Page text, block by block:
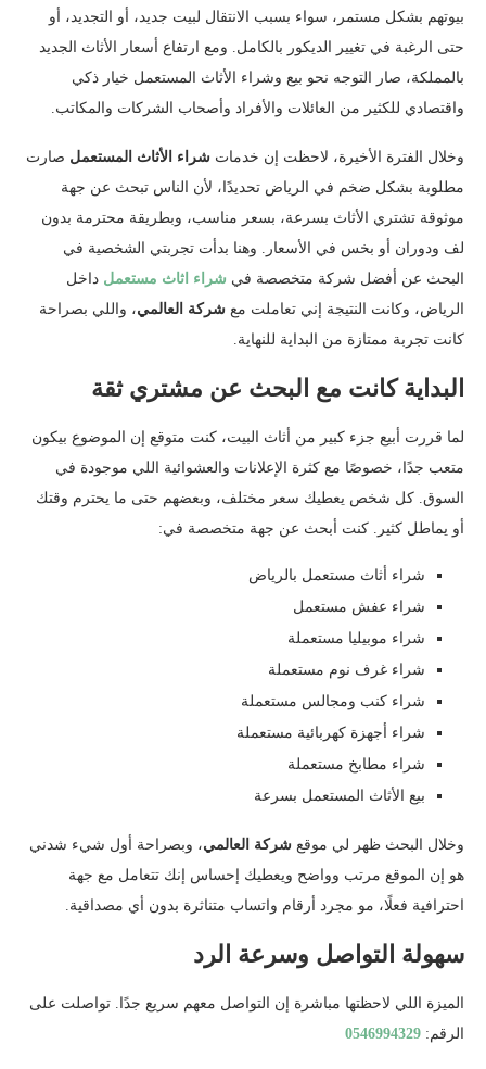
بيوتهم بشكل مستمر، سواء بسبب الانتقال لبيت جديد، أو التجديد، أو
حتى الرغبة في تغيير الديكور بالكامل. ومع ارتفاع أسعار الأثاث الجديد
بالمملكة، صار التوجه نحو بيع وشراء الأثاث المستعمل خيار ذكي
واقتصادي للكثير من العائلات والأفراد وأصحاب الشركات والمكاتب.
وخلال الفترة الأخيرة، لاحظت إن خدمات شراء الأثاث المستعمل صارت
مطلوبة بشكل ضخم في الرياض تحديدًا، لأن الناس تبحث عن جهة
موثوقة تشتري الأثاث بسرعة، بسعر مناسب، وبطريقة محترمة بدون
لف ودوران أو بخس في الأسعار. وهنا بدأت تجربتي الشخصية في
البحث عن أفضل شركة متخصصة في شراء اثاث مستعمل داخل
الرياض، وكانت النتيجة إني تعاملت مع شركة العالمي، واللي بصراحة
كانت تجربة ممتازة من البداية للنهاية.
البداية كانت مع البحث عن مشتري ثقة
لما قررت أبيع جزء كبير من أثاث البيت، كنت متوقع إن الموضوع بيكون
متعب جدًا، خصوصًا مع كثرة الإعلانات والعشوائية اللي موجودة في
السوق. كل شخص يعطيك سعر مختلف، وبعضهم حتى ما يحترم وقتك
أو يماطل كثير. كنت أبحث عن جهة متخصصة في:
شراء أثاث مستعمل بالرياض
شراء عفش مستعمل
شراء موبيليا مستعملة
شراء غرف نوم مستعملة
شراء كنب ومجالس مستعملة
شراء أجهزة كهربائية مستعملة
شراء مطابخ مستعملة
بيع الأثاث المستعمل بسرعة
وخلال البحث ظهر لي موقع شركة العالمي، وبصراحة أول شيء شدني
هو إن الموقع مرتب وواضح ويعطيك إحساس إنك تتعامل مع جهة
احترافية فعلًا، مو مجرد أرقام واتساب متناثرة بدون أي مصداقية.
سهولة التواصل وسرعة الرد
الميزة اللي لاحظتها مباشرة إن التواصل معهم سريع جدًا. تواصلت على
الرقم: 0546994329